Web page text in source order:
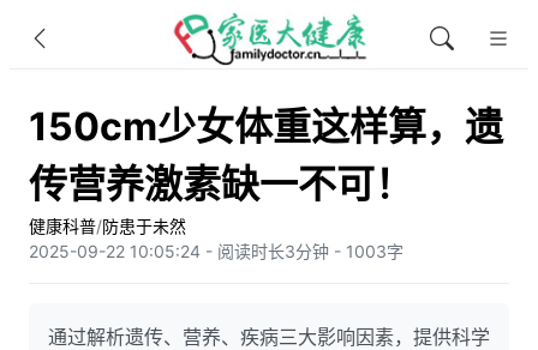
150cm少女体重这样算，遗
传营养激素缺一不可！
健康科普/防患于未然
2025-09-22 10:05:24 - 阅读时长3分钟 - 1003字
通过解析遗传、营养、疾病三大影响因素，提供科学